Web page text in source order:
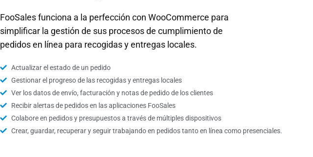
FooSales funciona a la perfección con WooCommerce para
simplificar la gestión de sus procesos de cumplimiento de
pedidos en línea para recogidas y entregas locales.
Actualizar el estado de un pedido
Gestionar el progreso de las recogidas y entregas locales
Ver los datos de envío, facturación y notas de pedido de los clientes
Recibir alertas de pedidos en las aplicaciones FooSales
Colabore en pedidos y presupuestos a través de múltiples dispositivos
Crear, guardar, recuperar y seguir trabajando en pedidos tanto en línea como presenciales.